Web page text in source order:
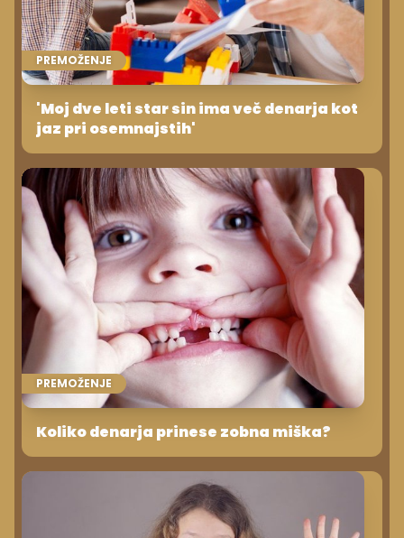
PREMOŽENJE
'Moj dve leti star sin ima več denarja kot
jaz pri osemnajstih'
PREMOŽENJE
Koliko denarja prinese zobna miška?